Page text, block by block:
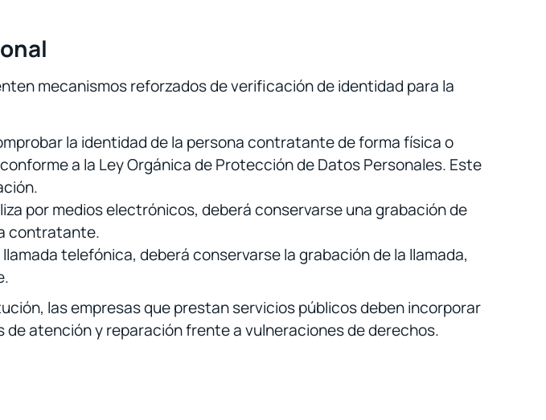
mecanismos reforzados de verificación de identidad para la
la identidad de la persona contratante de forma física o
a la Ley Orgánica de Protección de Datos Personales. Este
por medios electrónicos, deberá conservarse una grabación de
contratante.
telefónica, deberá conservarse la grabación de la llamada,
las empresas que prestan servicios públicos deben incorporar
atención y reparación frente a vulneraciones de derechos.